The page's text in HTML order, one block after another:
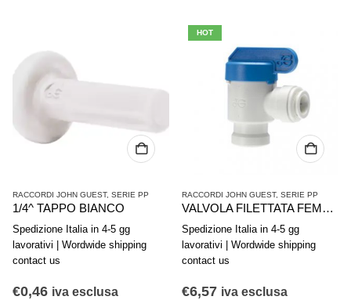
RACCORDI JOHN GUEST, SERIE PP
1/4^ TAPPO BIANCO
Spedizione Italia in 4-5 gg
lavorativi | Wordwide shipping
contact us
€0,46 iva esclusa
HOT
RACCORDI JOHN GUEST, SERIE PP
VALVOLA FILETTATA FEMMINA 1/4″ NPTF PPSV501222W
Spedizione Italia in 4-5 gg
lavorativi | Wordwide shipping
contact us
€6,57 iva esclusa